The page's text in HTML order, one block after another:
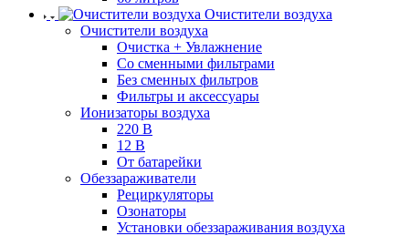
Очистители воздуха
Очистители воздуха
Очистка + Увлажнение
Cо сменными фильтрами
Без сменных фильтров
Фильтры и аксессуары
Ионизаторы воздуха
220 В
12 В
От батарейки
Обеззараживатели
Рециркуляторы
Озонаторы
Установки обеззараживания воздуха